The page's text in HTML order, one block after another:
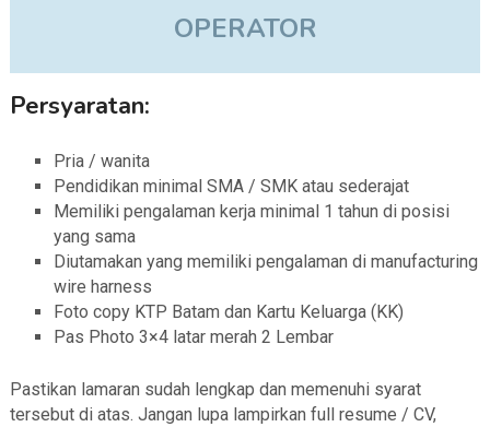
OPERATOR
Persyaratan:
Pria / wanita
Pendidikan minimal SMA / SMK atau sederajat
Memiliki pengalaman kerja minimal 1 tahun di posisi
yang sama
Diutamakan yang memiliki pengalaman di manufacturing
wire harness
Foto copy KTP Batam dan Kartu Keluarga (KK)
Pas Photo 3×4 latar merah 2 Lembar
Pastikan lamaran sudah lengkap dan memenuhi syarat
tersebut di atas. Jangan lupa lampirkan full resume / CV,